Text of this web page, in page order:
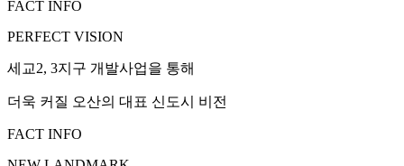
FACT INFO
PERFECT VISION
세교2, 3지구 개발사업을 통해
더욱 커질 오산의 대표 신도시 비전
FACT INFO